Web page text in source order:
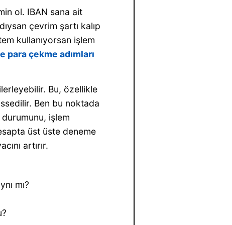
ol. IBAN sana ait
çevrim şartı kalıp
kullanıyorsan işlem
para çekme adımları
Bu, özellikle
Ben bu noktada
işlem
üst üste deneme
artırır.
mı?